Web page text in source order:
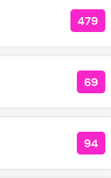
479
69
94